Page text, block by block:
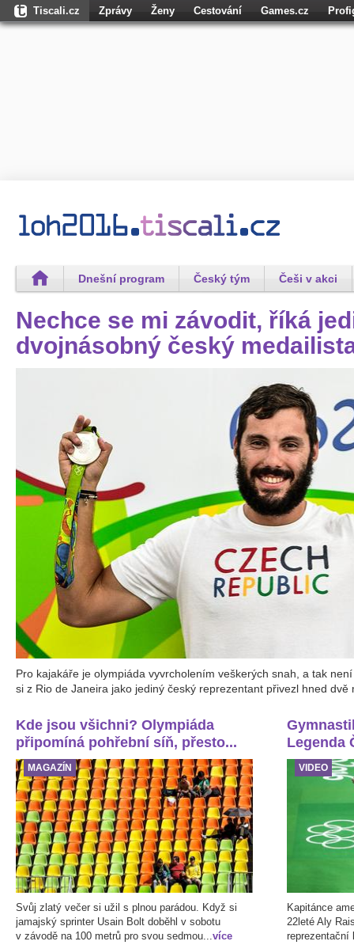
Tiscali.cz Zprávy Ženy Cestování Games.cz
Dnešní program Český tým Češi v akci
Nechce se mi závodit, říká
dvojnásobný český
Pro kajakáře je olympiáda vyvrcholením veškerých snah, a tak
si z Rio de Janeira jako jediný český reprezentant přivezl hned
Kde jsou všichni? Olympiáda
připomíná pohřební síň, přesto...
MAGAZÍN
Svůj zlatý večer si užil s plnou parádou. Když si
jamajský sprinter Usain Bolt doběhl v sobotu
v závodě na 100 metrů pro svou sedmou...více
Legenda
VIDEO
Kapitánce
22leté Aly
reprezentační